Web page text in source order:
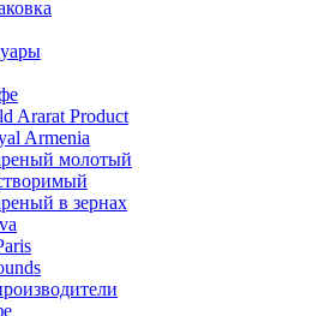
Ararat Product
Armenia
молотый
в зернах